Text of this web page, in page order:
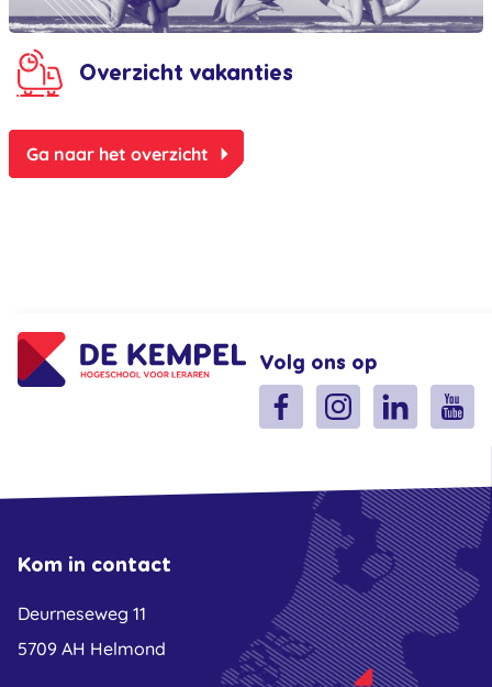
Overzicht vakanties
Ga naar het overzicht arrow_right
Volg ons op
Kom in contact
Deurneseweg 11
5709 AH Helmond